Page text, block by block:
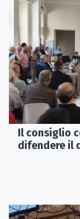
Il consiglio
difendere il